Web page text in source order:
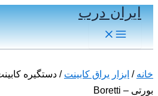
پرش
به
محتوا
ایران درب
Main
Menu
خانه / ابزار یراق کابینت
بورتی – Boretti